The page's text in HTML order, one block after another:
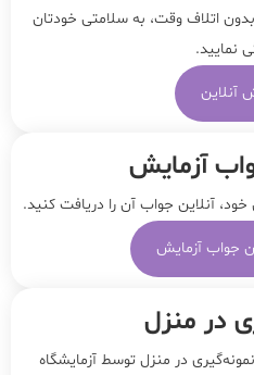
اتلاف وقت، به سلامتی خودتان
نمایید.
آنلاین
آزمایش
آنلاین جواب‌ آن را دریافت کنید.
جواب آزمایش
در منزل
در منزل توسط آزمایشگاه